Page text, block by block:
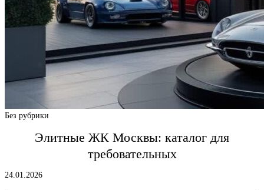
Без рубрики
Элитные ЖК Москвы: каталог для
требовательных
24.01.2026